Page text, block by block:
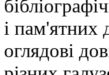
і пам'ятних
оглядові